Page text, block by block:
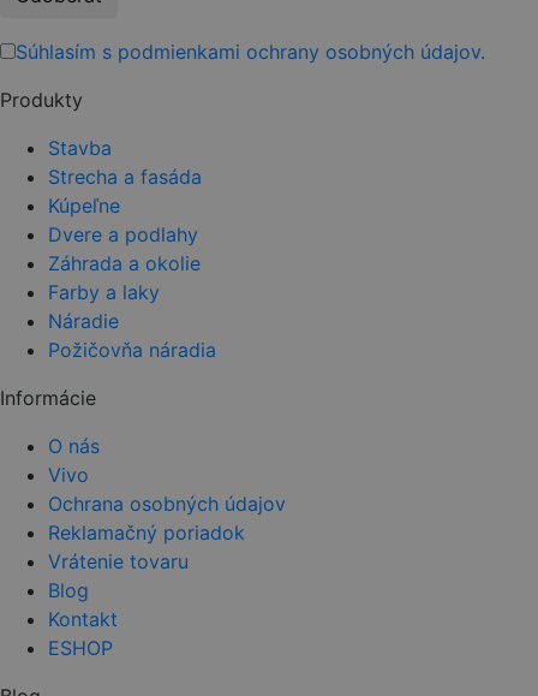
this
empty.
Súhlasím s podmienkami ochrany osobných údajov.
Produkty
Stavba
Strecha a fasáda
Kúpeľne
Dvere a podlahy
Záhrada a okolie
Farby a laky
Náradie
Požičovňa náradia
Informácie
O nás
Vivo
Ochrana osobných údajov
Reklamačný poriadok
Vrátenie tovaru
Blog
Kontakt
ESHOP